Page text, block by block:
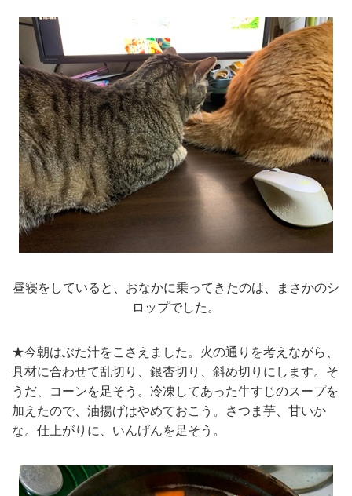
昼寝をしていると、おなかに乗ってきたのは、まさかのシ
ロップでした。
★今朝はぶた汁をこさえました。火の通りを考えながら、
具材に合わせて乱切り、銀杏切り、斜め切りにします。そ
うだ、コーンを足そう。冷凍してあった牛すじのスープを
加えたので、油揚げはやめておこう。さつま芋、甘いか
な。仕上がりに、いんげんを足そう。